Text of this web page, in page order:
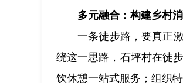
多元融合：构建乡村
一条徒步路，要真正
绕这一思路，石坪村在徒
饮休憩一站式服务；组织